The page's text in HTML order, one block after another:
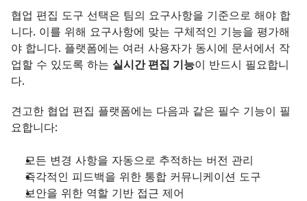
협업 편집 도구 선택은 팀의 요구사항을 기준으로 해야 합
니다. 이를 위해 요구사항에 맞는 구체적인 기능을 평가해
야 합니다. 플랫폼에는 여러 사용자가 동시에 문서에서 작
업할 수 있도록 하는 실시간 편집 기능이 반드시 필요합니
다.
견고한 협업 편집 플랫폼에는 다음과 같은 필수 기능이 필
요합니다:
모든 변경 사항을 자동으로 추적하는 버전 관리
즉각적인 피드백을 위한 통합 커뮤니케이션 도구
보안을 위한 역할 기반 접근 제어